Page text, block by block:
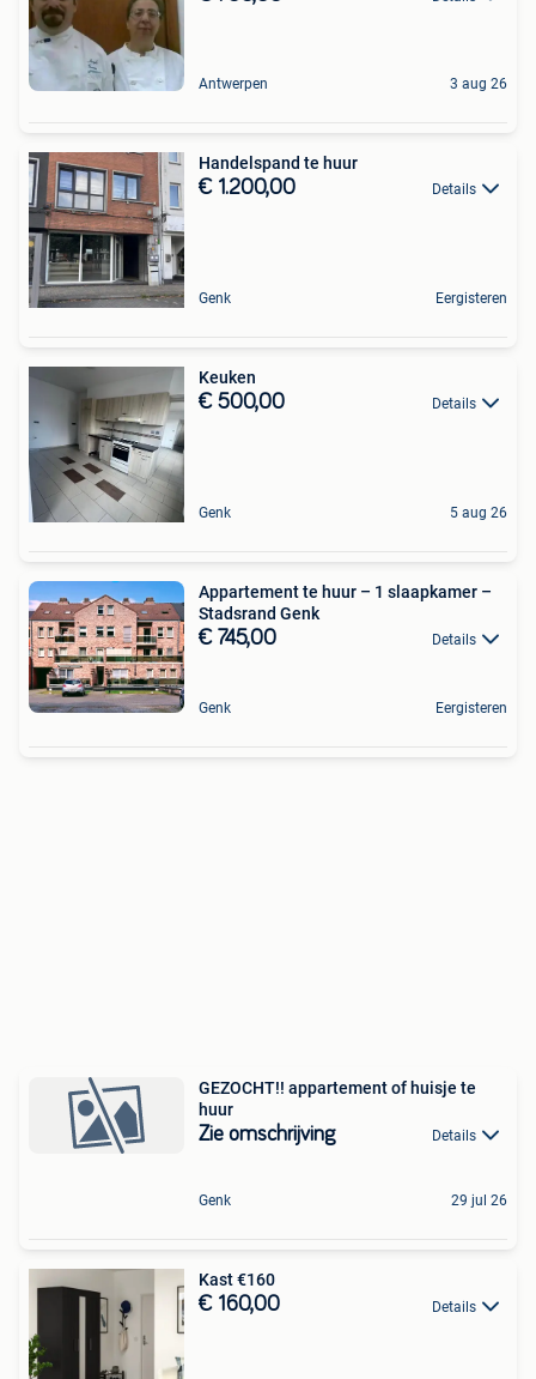
Antwerpen 3 aug 26
Handelspand te huur
€ 1.200,00 Details
Genk Eergisteren
Keuken
€ 500,00 Details
Genk 5 aug 26
Appartement te huur – 1 slaapkamer –
Stadsrand Genk
€ 745,00 Details
Genk Eergisteren
GEZOCHT!! appartement of huisje te
huur
Zie omschrijving Details
Genk 29 jul 26
Kast €160
€ 160,00 Details